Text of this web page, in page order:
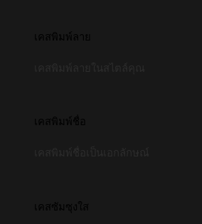
เคสพิมพ์ลาย
เคสพิมพ์ชื่อ
เคสซัมซุงใส